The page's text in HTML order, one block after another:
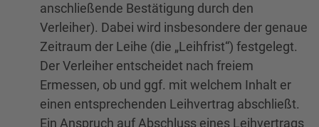
anschließende Bestätigung durch den
Verleiher). Dabei wird insbesondere der genaue
Zeitraum der Leihe (die „Leihfrist“) festgelegt.
Der Verleiher entscheidet nach freiem
Ermessen, ob und ggf. mit welchem Inhalt er
einen entsprechenden Leihvertrag abschließt.
Ein Anspruch auf Abschluss eines Leihvertrags